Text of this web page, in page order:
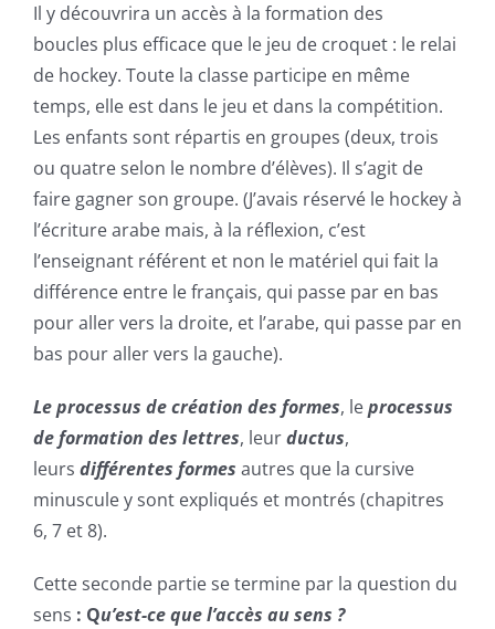
Il y découvrira un accès à la formation des
boucles plus efficace que le jeu de croquet : le relai
de hockey. Toute la classe participe en même
temps, elle est dans le jeu et dans la compétition.
Les enfants sont répartis en groupes (deux, trois
ou quatre selon le nombre d’élèves). Il s’agit de
faire gagner son groupe. (J’avais réservé le hockey à
l’écriture arabe mais, à la réflexion, c’est
l’enseignant référent et non le matériel qui fait la
différence entre le français, qui passe par en bas
pour aller vers la droite, et l’arabe, qui passe par en
bas pour aller vers la gauche).
Le processus de création des formes, leprocessus
de formation des lettres, leurductus,
leurs différentes formes autres que la cursive
minuscule y sont expliqués et montrés (chapitres
6, 7 et 8).
Cette seconde partie se termine par la question du
sens : Qu’est-ce que l’accès au sens ?